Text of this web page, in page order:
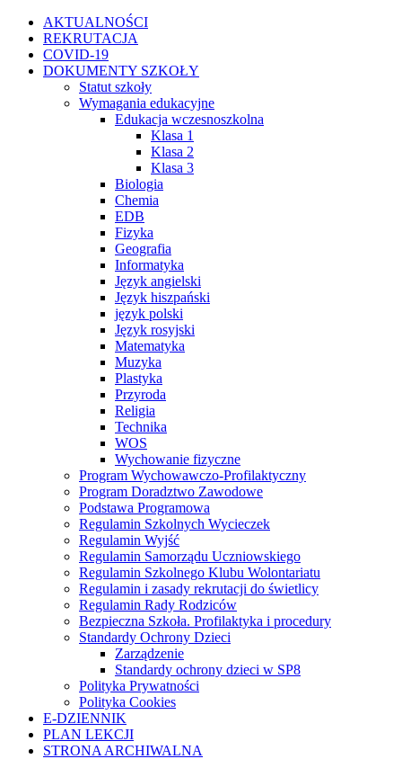
Przejdź
zawartości
Facebook
Instagram
WhatsApp
Twitter
YouTubeAKTUALNOŚCI
REKRUTACJA
COVID-19
DOKUMENTY SZKOŁY
Statut szkoły
Wymagania edukacyjne
Edukacja wczesnoszkolna
Klasa 1
Klasa 2
Klasa 3
Biologia
Chemia
EDB
Fizyka
Geografia
Informatyka
Język angielski
Język hiszpański
język polski
Język rosyjski
Matematyka
Muzyka
Plastyka
Przyroda
Religia
Technika
WOS
Wychowanie fizyczne
Program Wychowawczo-Profilaktyczny
Program Doradztwo Zawodowe
Podstawa Programowa
Regulamin Szkolnych Wycieczek
Regulamin Wyjść
Regulamin Samorządu Uczniowskiego
Regulamin Szkolnego Klubu Wolontariatu
Regulamin i zasady rekrutacji do świetlicy
Regulamin Rady Rodziców
Bezpieczna Szkoła. Profilaktyka i procedury
Standardy Ochrony Dzieci
Zarządzenie
Standardy ochrony dzieci w SP8
Polityka Prywatności
Polityka Cookies
E-DZIENNIK
PLAN LEKCJI
STRONA ARCHIWALNA